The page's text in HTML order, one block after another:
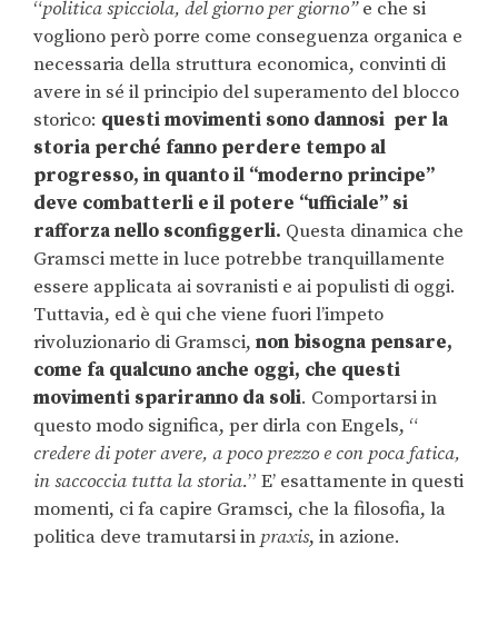
“politica spicciola, del giorno per giorno”e che si
vogliono però porre come conseguenza organica e
necessaria della struttura economica, convinti di
avere in sé il principio del superamento del blocco
storico: questi movimenti sono dannosi per la
storia perché fanno perdere tempo al
progresso, in quanto il “moderno principe”
deve combatterli e il potere “ufficiale” si
rafforza nello sconfiggerli. Questa dinamica che
Gramsci mette in luce potrebbe tranquillamente
essere applicata ai sovranisti e ai populisti di oggi.
Tuttavia, ed è qui che viene fuori l’impeto
rivoluzionario di Gramsci, non bisogna pensare,
come fa qualcuno anche oggi, che questi
movimenti spariranno da soli. Comportarsi in
questo modo significa, per dirla con Engels, “
credere di poter avere, a poco prezzo e con poca fatica,
in saccoccia tutta la storia.” E’ esattamente in questi
momenti, ci fa capire Gramsci, che la filosofia, la
politica deve tramutarsi in praxis, in azione.